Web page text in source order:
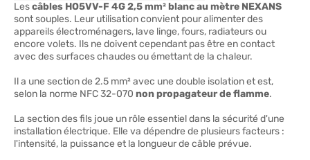
Lescâbles HO5VV-F 4G 2,5 mm² blanc au mètre NEXANS
sont souples. Leur utilisation convient pour alimenter des
appareils électroménagers, lave linge, fours, radiateurs ou
encore volets. Ils ne doivent cependant pas être en contact
avec des surfaces chaudes ou émettant de la chaleur.
Il a une section de 2.5 mm² avec une double isolation et est,
selon la norme NFC 32-070 non propagateur de flamme.
La section des fils joue un rôle essentiel dans la sécurité d'une
installation électrique. Elle va dépendre de plusieurs facteurs :
l'intensité, la puissance et la longueur de câble prévue.